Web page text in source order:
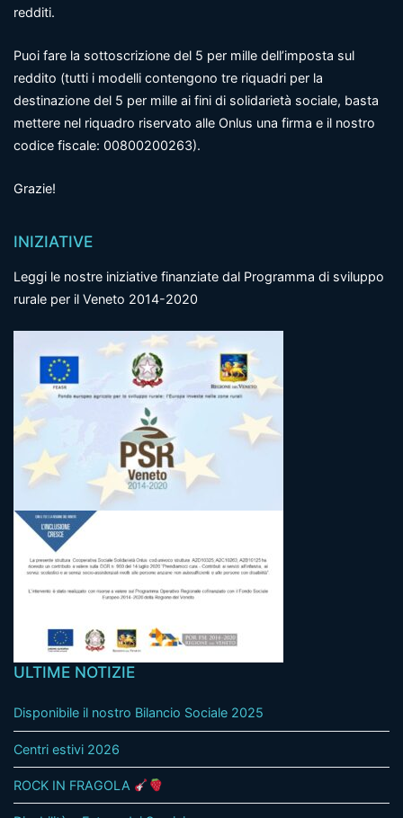
redditi.
Puoi fare la sottoscrizione del 5 per mille dell’imposta sul
reddito (tutti i modelli contengono tre riquadri per la
destinazione del 5 per mille ai fini di solidarietà sociale, basta
mettere nel riquadro riservato alle Onlus una firma e il nostro
codice fiscale: 00800200263).
Grazie!
INIZIATIVE
Leggi le nostre iniziative finanziate dal Programma di sviluppo
rurale per il Veneto 2014-2020
ULTIME NOTIZIE
Disponibile il nostro Bilancio Sociale 2025
Centri estivi 2026
ROCK IN FRAGOLA